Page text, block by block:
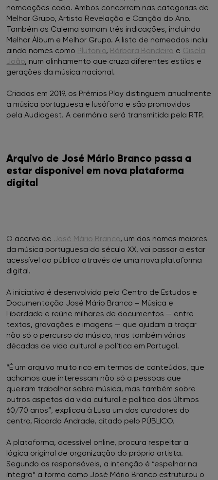
nomeações cada. Ambos concorrem nas categorias de
Melhor Grupo, Artista Revelação e Canção do Ano.
Também os Calema somam três indicações, incluindo
Melhor Álbum e Melhor Grupo. A lista de nomeados inclui
ainda nomes como Plutonio, Bárbara Bandeira e Gisela
João, num alinhamento que cruza diferentes estilos e
gerações da música nacional.
Criados em 2019, os Prémios Play distinguem anualmente
a música portuguesa e lusófona e são promovidos
pela Audiogest. A cerimónia será transmitida pela RTP.
Arquivo de José Mário Branco passa a
estar disponível em nova plataforma
digital
O acervo de José Mário Branco, um dos nomes maiores
da música portuguesa do século XX, vai passar a estar
acessível ao público através de uma nova plataforma
digital.
A iniciativa é desenvolvida pelo Centro de Estudos e
Documentação José Mário Branco – Música e
Liberdade e reúne milhares de documentos — entre
textos, gravações e imagens — que ajudam a traçar
não só o percurso do músico, mas também várias
décadas de vida cultural e política em Portugal.
“É um arquivo muito rico em termos de conteúdos, que
achamos que interessam não só a pessoas que
queiram trabalhar sobre música, mas também sobre
outros aspetos da vida cultural e política dos últimos
60/70 anos”, explicou à Lusa um dos curadores do
centro, Ricardo Andrade, citado pelo PÚBLICO.
A plataforma, acessível online, procura respeitar a
lógica original de organização do próprio artista.
Segundo os responsáveis, a intenção é “espelhar na
íntegra” a forma como José Mário Branco estruturou o